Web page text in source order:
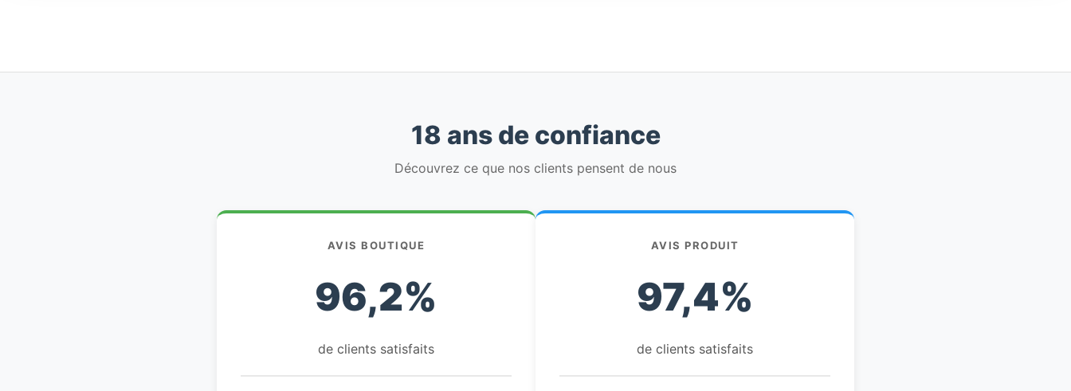
18 ans de confiance
Découvrez ce que nos clients pensent de nous
AVIS BOUTIQUE
96,2%
de clients satisfaits
AVIS PRODUIT
97,4%
de clients satisfaits